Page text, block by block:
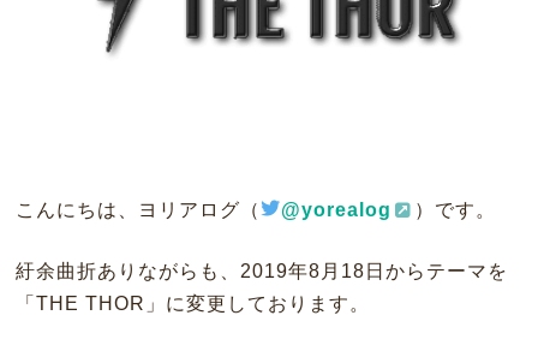
こんにちは、ヨリアログ（ @yorealog ）です。
紆余曲折ありながらも、2019年8月18日からテーマを
「THE THOR」に変更しております。